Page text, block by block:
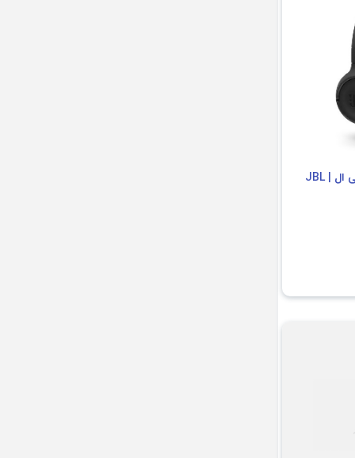
هدفون سیمی جی بی ال | JBL